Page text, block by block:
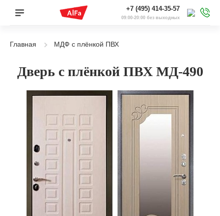
+7 (495) 414-35-57
09:00-20:00 без выходных
Главная МДФ с плёнкой ПВХ
Дверь с плёнкой ПВХ МД-490